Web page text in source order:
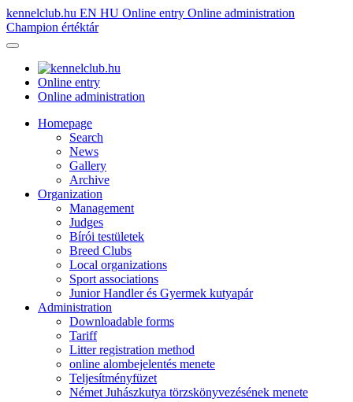
kennelclub.hu EN HU Online entry Online administration
Champion értéktár
Online entry
Online administration
Homepage
Search
News
Gallery
Archive
Organization
Management
Judges
Bírói testületek
Breed Clubs
Local organizations
Sport associations
Junior Handler és Gyermek kutyapár
Administration
Downloadable forms
Tariff
Litter registration method
online alombejelentés menete
Teljesítményfüzet
Német Juhászkutya törzskönyvezésének menete